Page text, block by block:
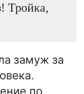
Тройка,
замуж за
по